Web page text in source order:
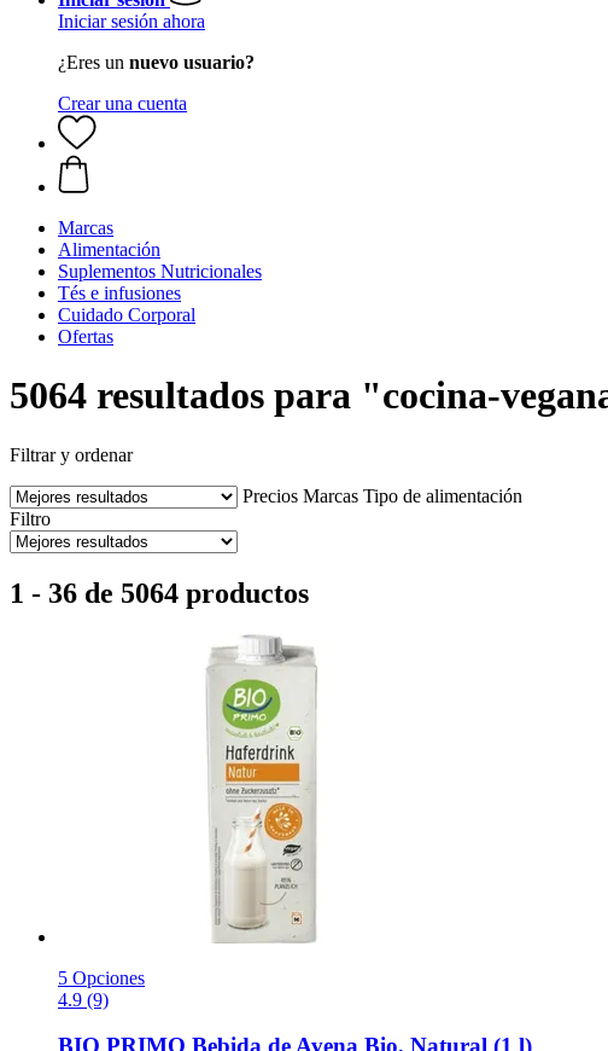
Iniciar sesión ahora
¿Eres un nuevo usuario?
Crear una cuenta
Marcas
Alimentación
Suplementos Nutricionales
Tés e infusiones
Cuidado Corporal
Ofertas
5064 resultados para "cocina-
Filtrar y ordenar
Precios Marcas Tipo de alimentación
Filtro
1 - 36 de 5064 productos
5 Opciones
4.9 (9)